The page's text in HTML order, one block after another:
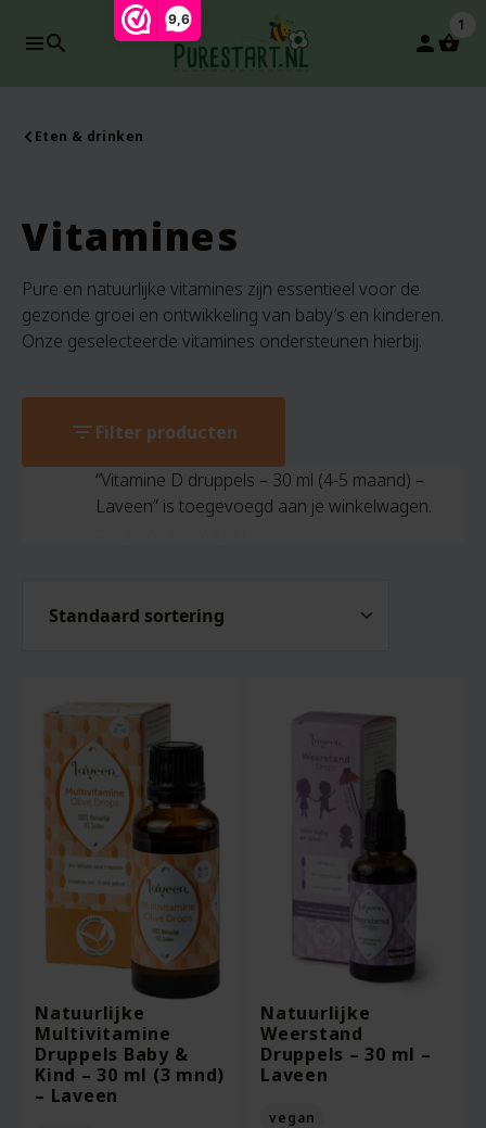
9,6
search person
1
Eten & drinken
Vitamines
Pure en natuurlijke vitamines zijn essentieel voor de
gezonde groei en ontwikkeling van baby’s en kinderen.
Onze geselecteerde vitamines ondersteunen hierbij.
filter_listFilter producten
“Vitamine D druppels – 30 ml (4-5 maand) –
Laveen” is toegevoegd aan je winkelwagen.
Natuurlijke
Multivitamine
Druppels Baby &
Kind – 30 ml (3 mnd)
– Laveen
Natuurlijke
Weerstand
Druppels – 30 ml –
Laveen
vegan